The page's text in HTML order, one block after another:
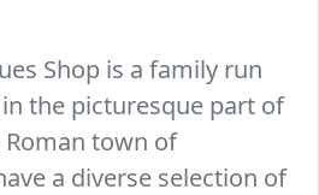
Shop is a family run
the picturesque part of
town of
a diverse selection of